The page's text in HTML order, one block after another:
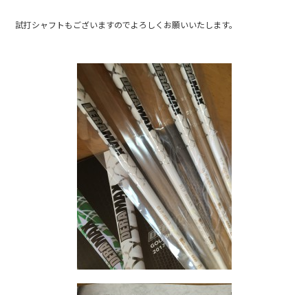
試打シャフトもございますのでよろしくお願いいたします。